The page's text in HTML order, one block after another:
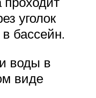
уголок
бассейн.
воды в
виде